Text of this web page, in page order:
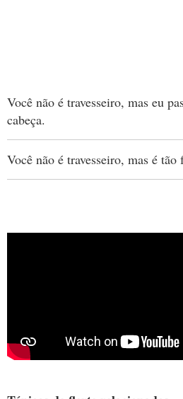
Você não é travesseiro, mas eu
cabeça.
Você não é travesseiro, mas é tão